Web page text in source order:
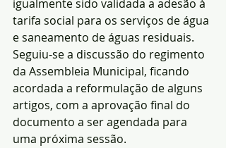
igualmente sido validada a adesão à
tarifa social para os serviços de água
e saneamento de águas residuais.
Seguiu-se a discussão do regimento
da Assembleia Municipal, ficando
acordada a reformulação de alguns
artigos, com a aprovação final do
documento a ser agendada para
uma próxima sessão.